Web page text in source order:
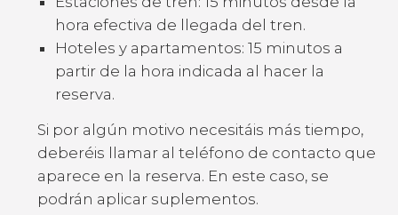
hora efectiva de llegada del tren.
Hoteles y apartamentos: 15 minutos a
partir de la hora indicada al hacer la
reserva.
Si por algún motivo necesitáis más tiempo,
deberéis llamar al teléfono de contacto que
aparece en la reserva. En este caso, se
podrán aplicar suplementos.